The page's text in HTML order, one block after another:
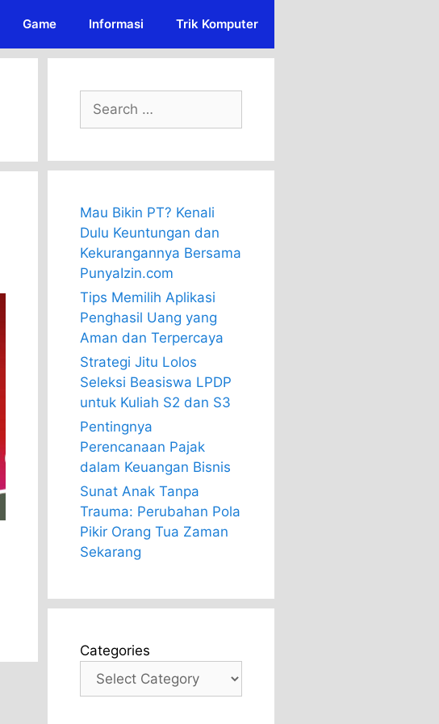
Game Informasi Trik Komputer
Search
for:
Mau Bikin PT? Kenali
Dulu Keuntungan dan
Kekurangannya Bersama
PunyaIzin.com
Tips Memilih Aplikasi
Penghasil Uang yang
Aman dan Terpercaya
Strategi Jitu Lolos
Seleksi Beasiswa LPDP
untuk Kuliah S2 dan S3
Pentingnya
Perencanaan Pajak
dalam Keuangan Bisnis
Sunat Anak Tanpa
Trauma: Perubahan Pola
Pikir Orang Tua Zaman
Sekarang
Categories